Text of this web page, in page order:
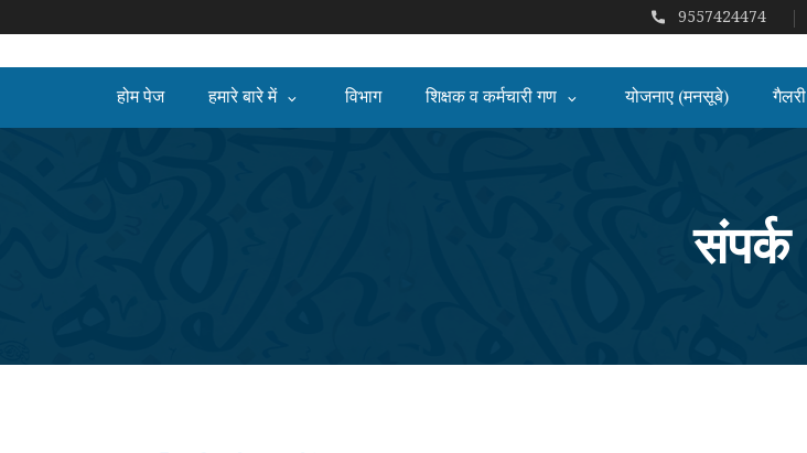
9557424474
होम पेज हमारे बारे में विभाग शिक्षक व कर्मचारी गण योजनाए (मनसूबे) गैलरी
संपर्क